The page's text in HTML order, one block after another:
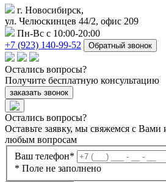
г. Новосибирск,
ул. Челюскинцев 44/2, офис 209
Пн-Вс с 10:00-20:00
+7 (923) 140-99-52
Обратный звонок
Остались вопросы?
Получите бесплатную консультацию
заказать звонок
Остались вопросы?
Оставьте заявку, мы свяжемся с Вами
любым вопросам
Ваш телефон*
* Поле не заполнено